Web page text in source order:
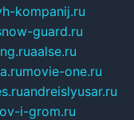
kompanij.ru
guard.ru
aalse.ru
movie-one.ru
andreislyusar.ru
i-grom.ru